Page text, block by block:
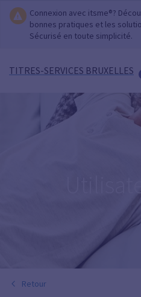
Connexion avec itsme®?
bonnes pratiques et les
Sécurisé en toute simplicité.
TITRES-SERVICES BRUXELLES
Retour